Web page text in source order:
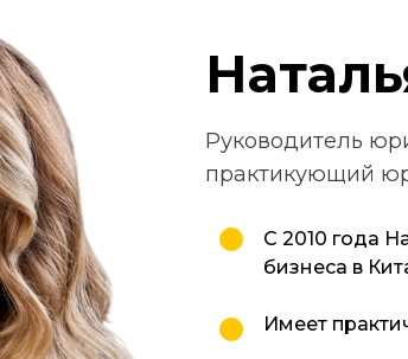
Руководитель
практикующий
С 2010 года
бизнеса в
Имеет